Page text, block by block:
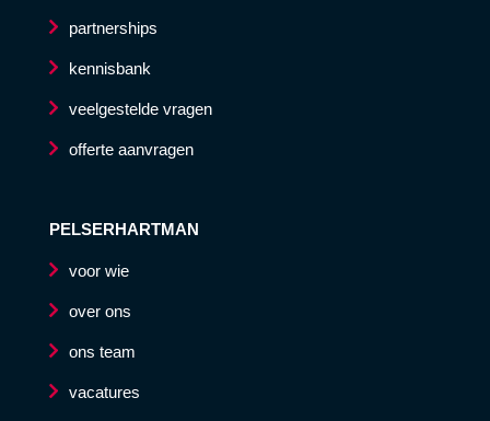
partnerships
kennisbank
veelgestelde vragen
offerte aanvragen
PELSERHARTMAN
voor wie
over ons
ons team
vacatures